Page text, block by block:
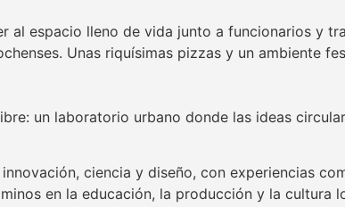
espacio lleno de vida junto a funcionarios y
Unas riquísimas pizzas y un ambiente
un laboratorio urbano donde las ideas
ciencia y diseño, con experiencias
en la educación, la producción y la cultura